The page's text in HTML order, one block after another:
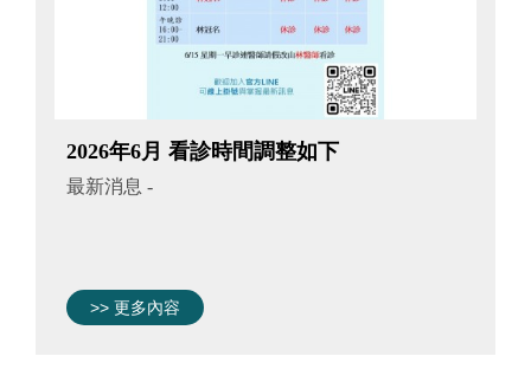
2026年6月 看診時間調整如下
最新消息 -
>> 更多內容